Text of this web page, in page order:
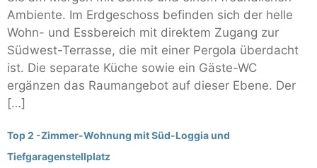
Ambiente. Im Erdgeschoss befinden sich der helle
Wohn- und Essbereich mit direktem Zugang zur
Südwest-Terrasse, die mit einer Pergola überdacht
ist. Die separate Küche sowie ein Gäste-WC
ergänzen das Raumangebot auf dieser Ebene. Der
[…]
Top 2 -Zimmer-Wohnung mit Süd-Loggia und
Tiefgaragenstellplatz